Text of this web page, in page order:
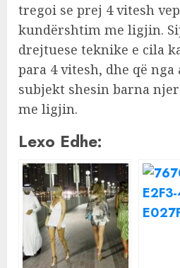
tregoi se prej 4 vitesh
kundërshtim me ligjin.
drejtuese teknike e cila
para 4 vitesh, dhe që nga
subjekt shesin barna
me ligjin.
Lexo Edhe: